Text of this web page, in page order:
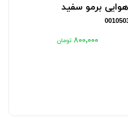
برمو سفید
۸۰۰٬۰۰۰